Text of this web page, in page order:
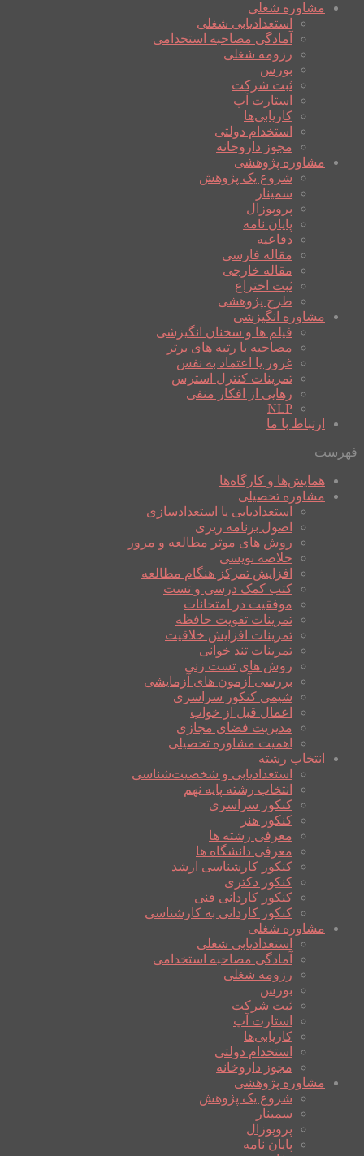
مشاوره شغلی
استعدادیابی شغلی
آمادگی مصاحبه استخدامی
رزومه شغلی
بورس
ثبت شرکت
استارت آپ
کاریابی‌ها
استخدام دولتی
مجوز داروخانه
مشاوره پژوهشی
شروع یک پژوهش
سمینار
پروپوزال
پایان نامه
دفاعیه
مقاله فارسی
مقاله خارجی
ثبت اختراع
طرح پژوهشی
مشاوره انگیزشی
فیلم ها و سخنان انگیزشی
مصاحبه با رتبه های برتر
غرور یا اعتماد به نفس
تمرینات کنترل استرس
رهایی از افکار منفی
NLP
ارتباط با ما
فهرست
همایش‌ها و کارگاه‌ها
مشاوره تحصیلی
استعدادیابی یا استعدادسازی
اصول برنامه ریزی
روش های موثر مطالعه و مرور
خلاصه نویسی
افزایش تمرکز هنگام مطالعه
کتب کمک درسی و تست
موفقیت در امتحانات
تمرینات تقویت حافظه
تمرینات افزایش خلاقیت
تمرینات تند خوانی
روش های تست زنی
بررسی آزمون های آزمایشی
شیمی کنکور سراسری
اعمال قبل از خواب
مدیریت فضای مجازی
اهمیت مشاوره تحصیلی
انتخاب رشته
استعدادیابی و شخصیت‌شناسی
انتخاب رشته پایه نهم
کنکور سراسری
کنکور هنر
معرفی رشته ها
معرفی دانشگاه ها
کنکور کارشناسی ارشد
کنکور دکتری
کنکور کاردانی فنی
کنکور کاردانی به کارشناسی
مشاوره شغلی
استعدادیابی شغلی
آمادگی مصاحبه استخدامی
رزومه شغلی
بورس
ثبت شرکت
استارت آپ
کاریابی‌ها
استخدام دولتی
مجوز داروخانه
مشاوره پژوهشی
شروع یک پژوهش
سمینار
پروپوزال
پایان نامه